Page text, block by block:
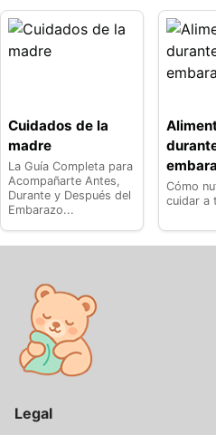
Cuidados de la
madre
La Guía Completa para
Acompañarte Antes,
Durante y Después del
Embarazo...
Cómo
cuidar a
Legal